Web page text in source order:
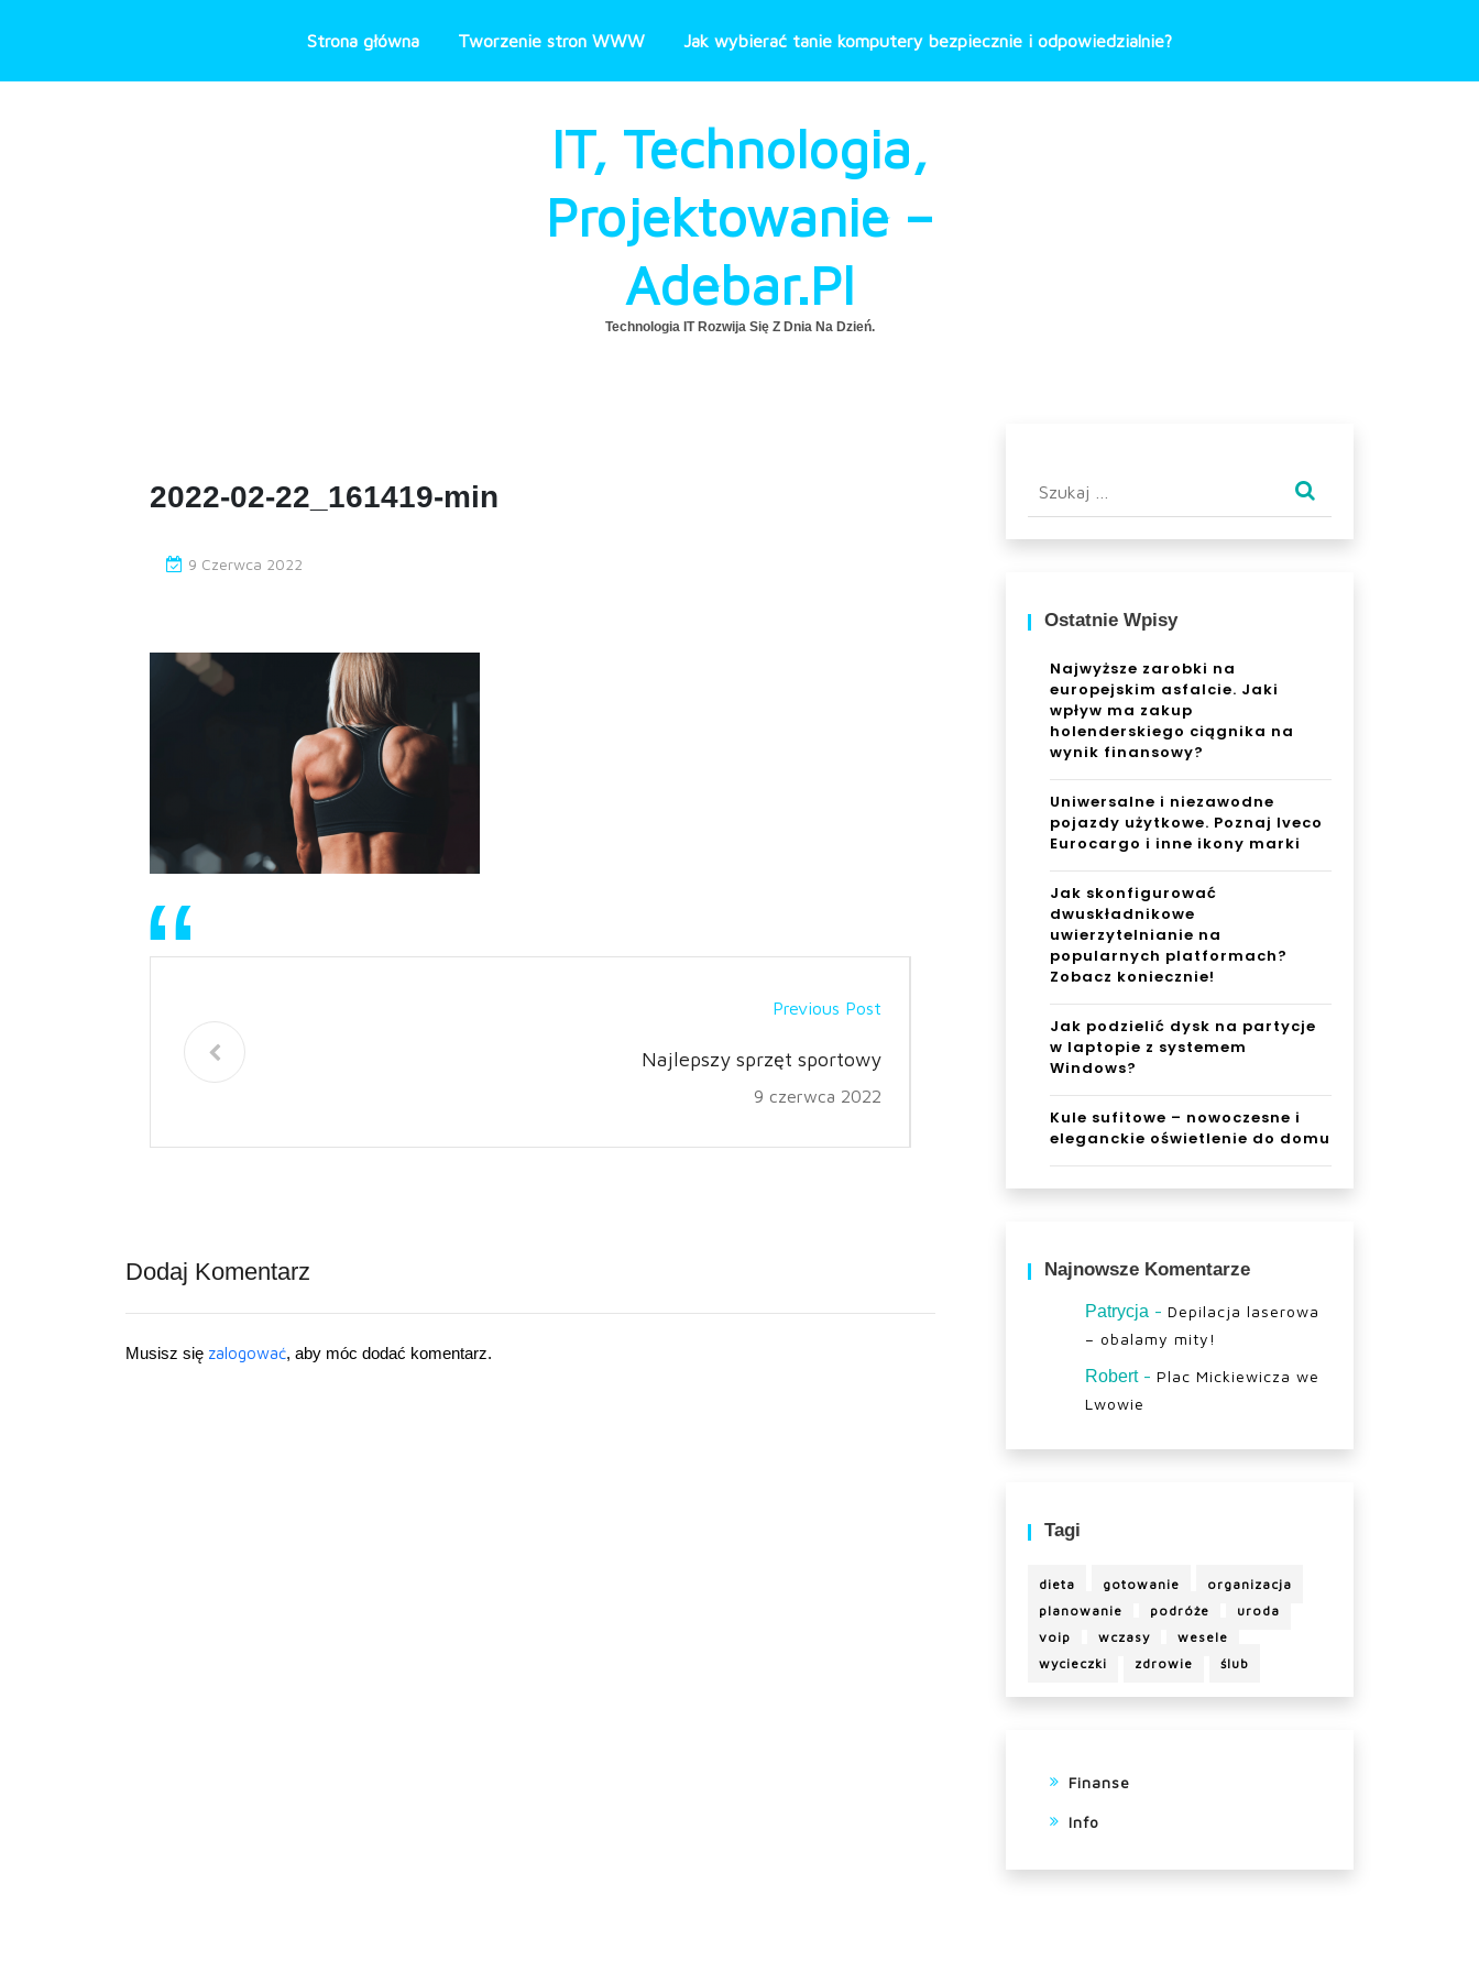
Strona główna Tworzenie stron WWW Jak wybierać tanie komputery bezpiecznie i odpowiedzialnie?
IT, Technologia,
Projektowanie –
Adebar.pl
Technologia IT Rozwija Się Z Dnia Na Dzień.
2022-02-22_161419-min
9 Czerwca 2022
Previous Post
Najlepszy sprzęt sportowy
9 czerwca 2022
Dodaj Komentarz
Musisz się zalogować, aby móc dodać komentarz.
Ostatnie Wpisy
Najwyższe zarobki na
europejskim asfalcie. Jaki
wpływ ma zakup
holenderskiego ciągnika na
wynik finansowy?
Uniwersalne i niezawodne
pojazdy użytkowe. Poznaj Iveco
Eurocargo i inne ikony marki
Jak skonfigurować
dwuskładnikowe
uwierzytelnianie na
popularnych platformach?
Zobacz koniecznie!
Jak podzielić dysk na partycje
w laptopie z systemem
Windows?
Kule sufitowe – nowoczesne i
eleganckie oświetlenie do domu
Najnowsze Komentarze
Patrycja - Depilacja laserowa
– obalamy mity!
Robert- Plac Mickiewicza we
Lwowie
Tagi
dieta gotowanie
organizacja
planowanie
podróże
uroda
voip
wczasy
wesele
wycieczki
zdrowie ślub
Finanse
Info